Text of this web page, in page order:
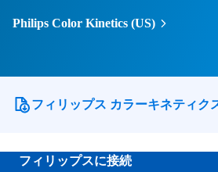
Philips Color Kinetics (US)
フィリップス カラーキネティ
フィリップスに接続